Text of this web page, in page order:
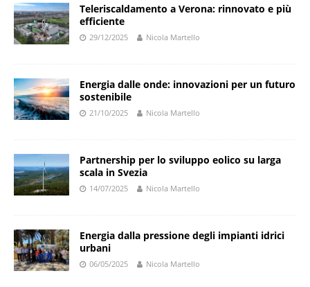
Teleriscaldamento a Verona: rinnovato e più
efficiente
29/12/2025 Nicola Martello
Energia dalle onde: innovazioni per un futuro
sostenibile
21/10/2025 Nicola Martello
Partnership per lo sviluppo eolico su larga
scala in Svezia
14/07/2025 Nicola Martello
Energia dalla pressione degli impianti idrici
urbani
06/05/2025 Nicola Martello